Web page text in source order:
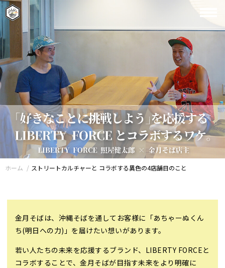
ホーム ストリートカルチャーと コラボする異色の4店舗目のこと
金月そばは、沖縄そばを通してお客様に「あちゃーぬくん
ち(明日への力)」を届けたい想いがあります。
若い人たちの未来を応援するブランド、LIBERTY FORCEと
コラボすることで、金月そばが目指す未来をより明確に